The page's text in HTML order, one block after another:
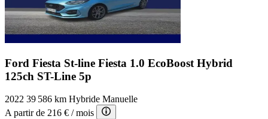
Ford Fiesta St-line Fiesta 1.0 EcoBoost Hybrid
125ch ST-Line 5p
2022 39 586 km Hybride Manuelle
A partir de 216 € / mois